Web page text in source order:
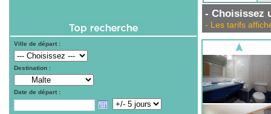
Ville de départ :
Destination :
Date de départ :
- Choisissez
- Les tarifs